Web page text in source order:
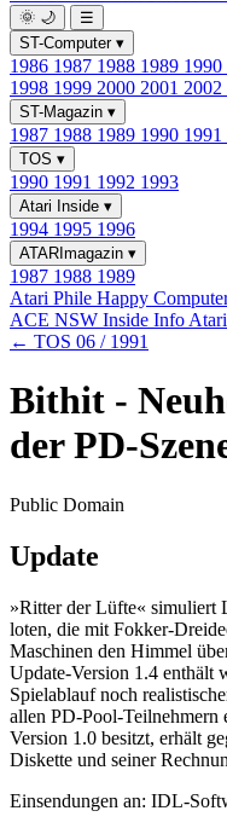
🌞 🌙
☰
ST-Computer ▾
1986 1987 1988 1989 1990
1998 1999 2000 2001 2002
ST-Magazin ▾
1987 1988 1989 1990 1991
TOS ▾
1990 1991 1992 1993
Atari Inside ▾
1994 1995 1996
ATARImagazin ▾
1987 1988 1989
Atari Phile Happy
ACE NSW Inside Info
← TOS 06 / 1991
Bithit -
der PD-
Public Domain
Update
»Ritter der Lüfte« simuliert
loten, die mit Fokker-
Maschinen den Himmel
Update-Version 1.4 enthält
Spielablauf noch
allen PD-Pool-
Version 1.0 besitzt, erhält
Diskette und seiner
Einsendungen an: IDL-